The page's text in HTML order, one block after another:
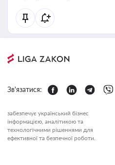
Зв'язатися:
забезпечує український бізнес
інформацією, аналітикою та
технологічними рішеннями для
ефективної та безпечної роботи.